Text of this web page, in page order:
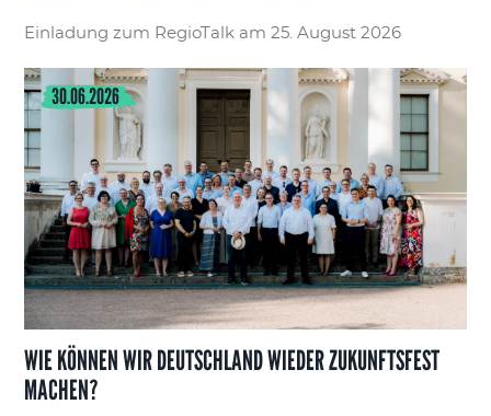
Einladung zum RegioTalk am 25. August 2026
30.06.2026
WIE KÖNNEN WIR DEUTSCHLAND WIEDER ZUKUNFTSFEST
MACHEN?